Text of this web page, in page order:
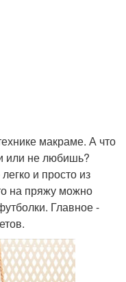
макраме. А что
или не любишь?
и просто из
на пряжу можно
Главное -